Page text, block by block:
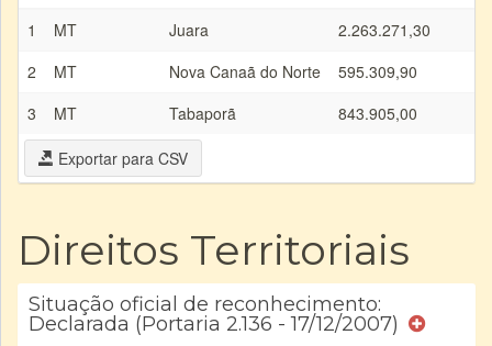
1
MT Juara
2.263.271,30
2
MT Nova Canaã do Norte
595.309,90
3
MT Tabaporã 843.905,00
Exportar para CSV
Direitos Territoriais
Situação oficial de reconhecimento:
Declarada (Portaria 2.136 - 17/12/2007)